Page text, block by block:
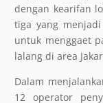
dengan kearifan
tiga yang
untuk menggaet
lalang di area
Dalam
12 operator